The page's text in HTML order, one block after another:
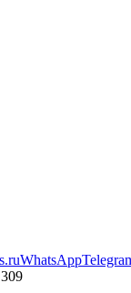
WhatsApp